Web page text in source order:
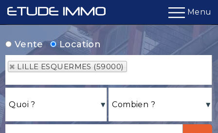
Menu
Vente Location
LILLE ESQUERMES (59000)